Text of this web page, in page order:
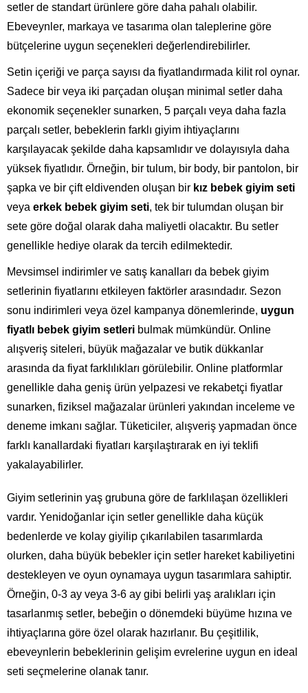
setler de standart ürünlere göre daha pahalı olabilir.
Ebeveynler, markaya ve tasarıma olan taleplerine göre
bütçelerine uygun seçenekleri değerlendirebilirler.
Setin içeriği ve parça sayısı da fiyatlandırmada kilit rol oynar.
Sadece bir veya iki parçadan oluşan minimal setler daha
ekonomik seçenekler sunarken, 5 parçalı veya daha fazla
parçalı setler, bebeklerin farklı giyim ihtiyaçlarını
karşılayacak şekilde daha kapsamlıdır ve dolayısıyla daha
yüksek fiyatlıdır. Örneğin, bir tulum, bir body, bir pantolon, bir
şapka ve bir çift eldivenden oluşan bir kız bebek giyim seti
veya erkek bebek giyim seti, tek bir tulumdan oluşan bir
sete göre doğal olarak daha maliyetli olacaktır. Bu setler
genellikle hediye olarak da tercih edilmektedir.
Mevsimsel indirimler ve satış kanalları da bebek giyim
setlerinin fiyatlarını etkileyen faktörler arasındadır. Sezon
sonu indirimleri veya özel kampanya dönemlerinde, uygun
fiyatlı bebek giyim setleri bulmak mümkündür. Online
alışveriş siteleri, büyük mağazalar ve butik dükkanlar
arasında da fiyat farklılıkları görülebilir. Online platformlar
genellikle daha geniş ürün yelpazesi ve rekabetçi fiyatlar
sunarken, fiziksel mağazalar ürünleri yakından inceleme ve
deneme imkanı sağlar. Tüketiciler, alışveriş yapmadan önce
farklı kanallardaki fiyatları karşılaştırarak en iyi teklifi
yakalayabilirler.
Giyim setlerinin yaş grubuna göre de farklılaşan özellikleri
vardır. Yenidoğanlar için setler genellikle daha küçük
bedenlerde ve kolay giyilip çıkarılabilen tasarımlarda
olurken, daha büyük bebekler için setler hareket kabiliyetini
destekleyen ve oyun oynamaya uygun tasarımlara sahiptir.
Örneğin, 0-3 ay veya 3-6 ay gibi belirli yaş aralıkları için
tasarlanmış setler, bebeğin o dönemdeki büyüme hızına ve
ihtiyaçlarına göre özel olarak hazırlanır. Bu çeşitlilik,
ebeveynlerin bebeklerinin gelişim evrelerine uygun en ideal
seti seçmelerine olanak tanır.